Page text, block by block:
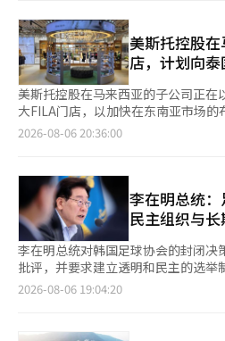
当地出发，上午4时30分抵达仁川国
特航线的开通，易斯达航空于6日在
式，赵中石代表及员工们出席了此次
了纪念品，并为航班及客舱乘务员的
相关人士表示：“呼和浩特是一个能
化的迷人旅游目的地。未来我们将持
行选择。” 呼和浩特是中国内蒙古自
拉穆仁草原、响沙湾沙漠等自然景观
其成为一个备受关注的避暑胜地。※
翻译与编辑。
美斯托控股
店，计划向
美斯托控股在马来西亚的子公司正在
大FILA门店，以加快在东南亚市场
示，马来西亚子公司在今年上半年陆
一部分。公司还指出，马来西亚是连
有较强的消费能力和以购物中心为中
键市场。特别是在槟城的代表性购物
南亚首家“FILA 1911门店”。该店不
品系列，还设有专门区域介绍FILA的
计划将FILA 1911门店的概念扩展到
场。美斯托控股相关人士表示：“马
心战略基地，我们将建立一个能够传
报告中，公布了基于韧性、协同、能
2026-08-06 20:36:00
李在明总统
民主组织与
李在明总统对韩国足球协会的封闭决
批评，并要求建立透明和民主的选举制
总统在5日于青瓦台迎宾馆举行的教
中，李总统提到围绕足球协会的各种
2026-08-06 19:04:20